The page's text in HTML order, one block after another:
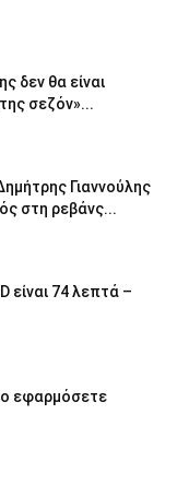
δεν θα είναι
σεζόν»...
Γιαννούλης
στη ρεβάνς...
είναι 74 λεπτά –
εφαρμόσετε